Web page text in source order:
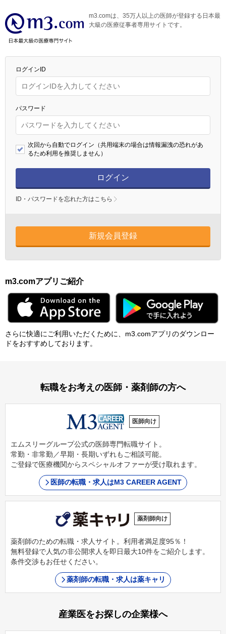
m3.comは、35万人以上の医師が登録する日本最
大級の医療従事者専用サイトです。
ログインID
パスワード
次回から自動でログイン（共用端末の場合は情報漏洩の恐れがあ
るため利用を推奨しません）
ログイン
ID・パスワードを忘れた方はこちら
新規会員登録
m3.comアプリご紹介
さらに快適にご利⽤いただくために、m3.comアプリのダウンロー
ドをおすすめしております。
転職をお考えの医師・薬剤師の方へ
医師向け
エムスリーグループ公式の医師専門転職サイト。
常勤・非常勤／早期・長期いずれもご相談可能。
ご登録で医療機関からスペシャルオファーが受け取れます。
医師の転職・求人はM3 CAREER AGENT
薬剤師向け
薬剤師のための転職・求人サイト。利用者満足度95％！
無料登録で人気の非公開求人を即日最大10件をご紹介します。
条件交渉もお任せください。
薬剤師の転職・求人は薬キャリ
産業医をお探しの企業様へ